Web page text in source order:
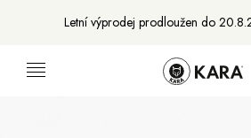
Letní výprodej prodloužen do